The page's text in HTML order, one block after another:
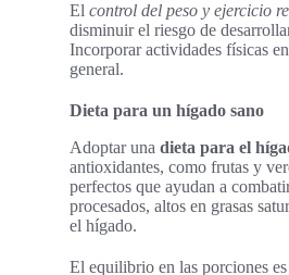
El control del peso y ejercicio
disminuir el riesgo de
Incorporar actividades físicas
general.
Dieta para un hígado sano
Adoptar una dieta para el
antioxidantes, como frutas y
perfectos que ayudan a
procesados, altos en grasas
el hígado.
El equilibrio en las porciones